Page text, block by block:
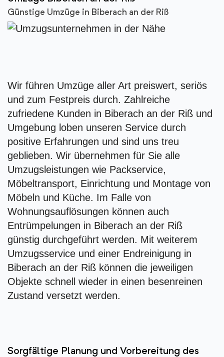
Günstige Umzüge in Biberach an der Riß
Wir führen Umzüge aller Art preiswert, seriös
und zum Festpreis durch. Zahlreiche
zufriedene Kunden in Biberach an der Riß und
Umgebung loben unseren Service durch
positive Erfahrungen und sind uns treu
geblieben. Wir übernehmen für Sie alle
Umzugsleistungen wie Packservice,
Möbeltransport, Einrichtung und Montage von
Möbeln und Küche. Im Falle von
Wohnungsauflösungen können auch
Entrümpelungen in Biberach an der Riß
günstig durchgeführt werden. Mit weiterem
Umzugsservice und einer Endreinigung in
Biberach an der Riß können die jeweiligen
Objekte schnell wieder in einen besenreinen
Zustand versetzt werden.
Sorgfältige Planung und Vorbereitung des